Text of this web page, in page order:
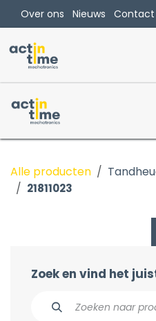
Overslaan naar inhoud
Over ons Nieuws Contact
Alle producten
21811023
Zoek en vind het